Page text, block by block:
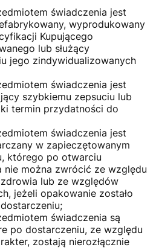
świadczenia jest
wyprodukowany
Kupującego
lub służący
jego zindywidualizowanych
świadczenia jest
szybkiemu zepsuciu lub
termin przydatności do
świadczenia jest
w zapieczętowanym
którego po otwarciu
nie można zwrócić ze względu
lub ze względów
jeżeli opakowanie zostało
świadczenia są
po dostarczeniu, ze względu
zostają nierozłącznie